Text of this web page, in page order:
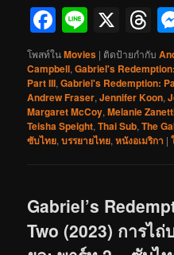
Facebook
Line
X
โพสท์ในMovies | ติดป้ายกำกับ
Campbell,Gabriel's
Part III,Gabriel's Redemption:
Andrew Fraser,Jennifer Koon,
Margaret McCoy,Melanie
Teisha Speight,Thai Sub,The
ซับไทย,บรรยายไทย,หนังอเมริกา |
Gabriel’s
Two (2023) การไถ่